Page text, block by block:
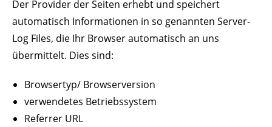
Der Provider der Seiten erhebt und speichert
automatisch Informationen in so genannten Server-
Log Files, die Ihr Browser automatisch an uns
übermittelt. Dies sind:
Browsertyp/ Browserversion
verwendetes Betriebssystem
Referrer URL